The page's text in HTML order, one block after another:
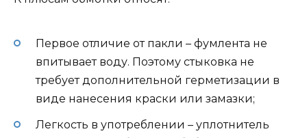
Первое отличие от пакли – фумлента не
впитывает воду. Поэтому стыковка не
требует дополнительной герметизации в
виде нанесения краски или замазки;
Легкость в употреблении – уплотнитель